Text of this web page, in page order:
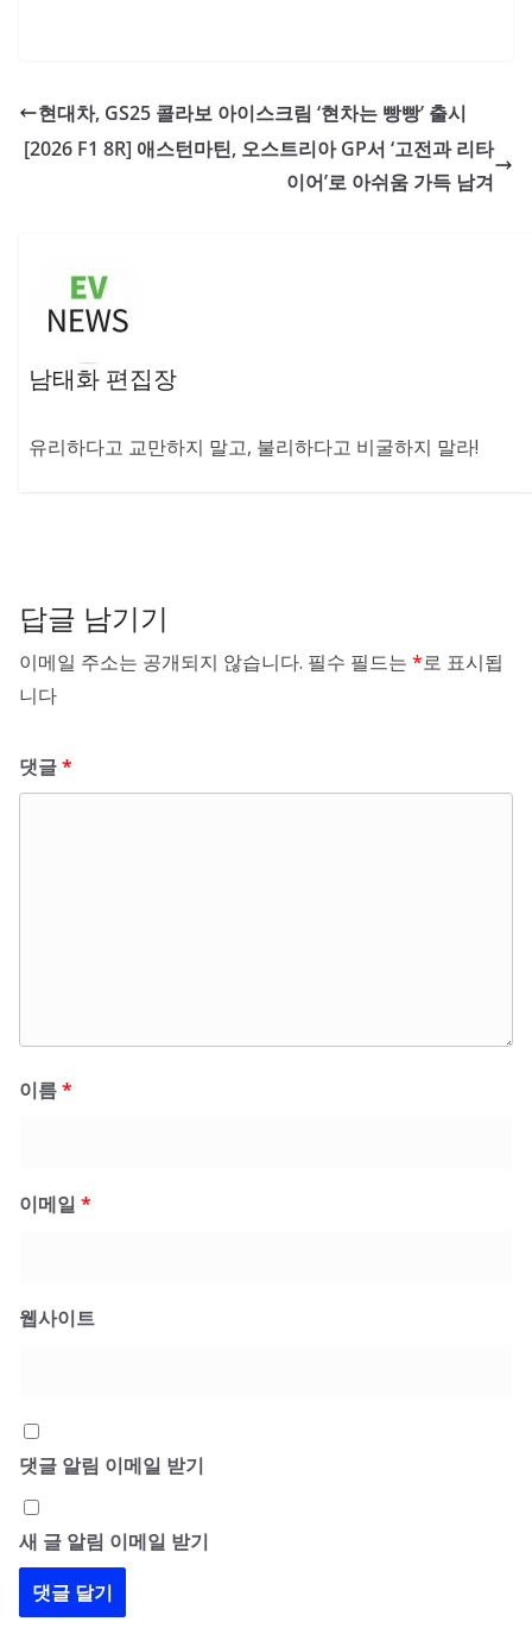
현대차, GS25 콜라보 아이스크림 ‘현차는 빵빵’ 출시
[2026 F1 8R] 애스턴마틴, 오스트리아 GP서 ‘고전과 리타
이어’로 아쉬움 가득 남겨
남태화 편집장
유리하다고 교만하지 말고, 불리하다고 비굴하지 말라!
답글 남기기
이메일 주소는 공개되지 않습니다. 필수 필드는 *로 표시됩
니다
댓글*
이름*
이메일 *
웹사이트
댓글 알림 이메일 받기
새 글 알림 이메일 받기